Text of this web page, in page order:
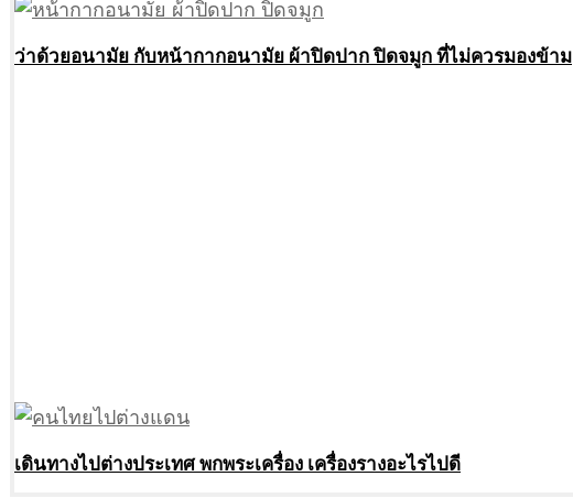
ว่าด้วยอนามัย กับหน้ากากอนามัย ผ้าปิดปาก ปิดจมูก ที่ไม่ควรมองข้าม
เดินทางไปต่างประเทศ พกพระเครื่อง เครื่องรางอะไรไปดี